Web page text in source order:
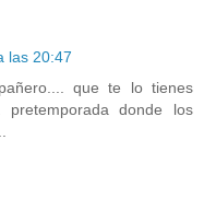
las 20:47
que te lo tienes
donde los